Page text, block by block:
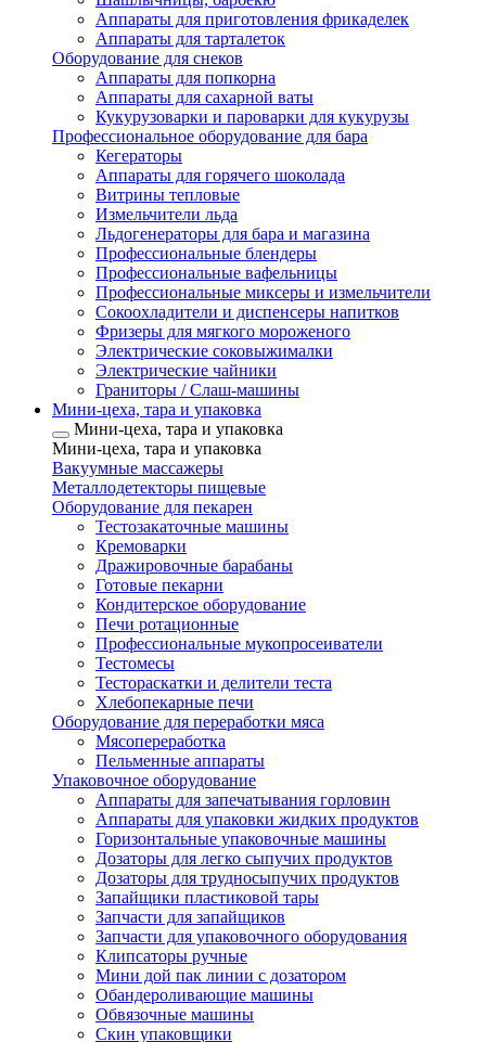
Аппараты для приготовления фрикаделек
Аппараты для тарталеток
Оборудование для снеков
Аппараты для попкорна
Аппараты для сахарной ваты
Кукурузоварки и пароварки для кукурузы
Профессиональное оборудование для бара
Кегераторы
Аппараты для горячего шоколада
Витрины тепловые
Измельчители льда
Льдогенераторы для бара и магазина
Профессиональные блендеры
Профессиональные вафельницы
Профессиональные миксеры и измельчители
Сокоохладители и диспенсеры напитков
Фризеры для мягкого мороженого
Электрические соковыжималки
Электрические чайники
Граниторы / Слаш-машины
Мини-цеха, тара и упаковка
Мини-цеха, тара и упаковка
Мини-цеха, тара и упаковка
Вакуумные массажеры
Металлодетекторы пищевые
Оборудование для пекарен
Тестозакаточные машины
Кремоварки
Дражировочные барабаны
Готовые пекарни
Кондитерское оборудование
Печи ротационные
Профессиональные мукопросеиватели
Тестомесы
Тестораскатки и делители теста
Хлебопекарные печи
Оборудование для переработки мяса
Мясопереработка
Пельменные аппараты
Упаковочное оборудование
Аппараты для запечатывания горловин
Аппараты для упаковки жидких продуктов
Горизонтальные упаковочные машины
Дозаторы для легко сыпучих продуктов
Дозаторы для трудносыпучих продуктов
Запайщики пластиковой тары
Запчасти для запайщиков
Запчасти для упаковочного оборудования
Клипсаторы ручные
Мини дой пак линии с дозатором
Обандероливающие машины
Обвязочные машины
Скин упаковщики